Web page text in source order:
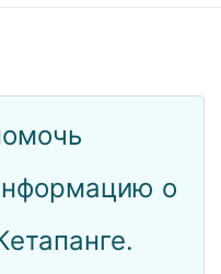
о